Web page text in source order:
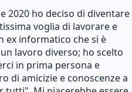
2020 ho deciso di diventare
voglia di lavorare e
ex informatico che si è
lavoro diverso; ho scelto
in prima persona e
di amicizie e conoscenze a